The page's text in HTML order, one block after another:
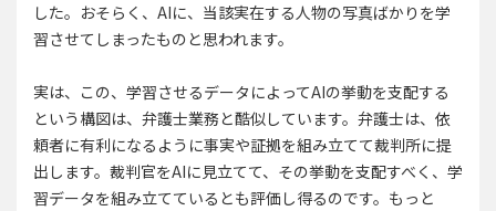
した。おそらく、AIに、当該実在する人物の写真ばかりを学
習させてしまったものと思われます。
実は、この、学習させるデータによってAIの挙動を支配する
という構図は、弁護士業務と酷似しています。弁護士は、依
頼者に有利になるように事実や証拠を組み立てて裁判所に提
出します。裁判官をAIに見立てて、その挙動を支配すべく、学
習データを組み立てているとも評価し得るのです。もっと